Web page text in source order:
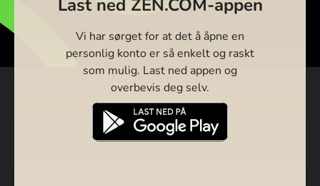
Last ned ZEN.COM-appen
Vi har sørget for at det å åpne en
personlig konto er så enkelt og raskt
som mulig. Last ned appen og
overbevis deg selv.